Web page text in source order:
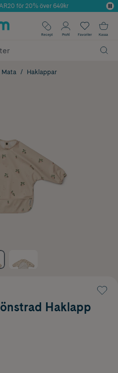
inom Skönhet
för 20% över 649kr
frakt
på alla köp*
Recept Profil Favoriter Kassa
Mata Haklappar
Haklapp